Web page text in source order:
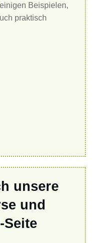
Beispielen,
praktisch
unsere
und
Seite